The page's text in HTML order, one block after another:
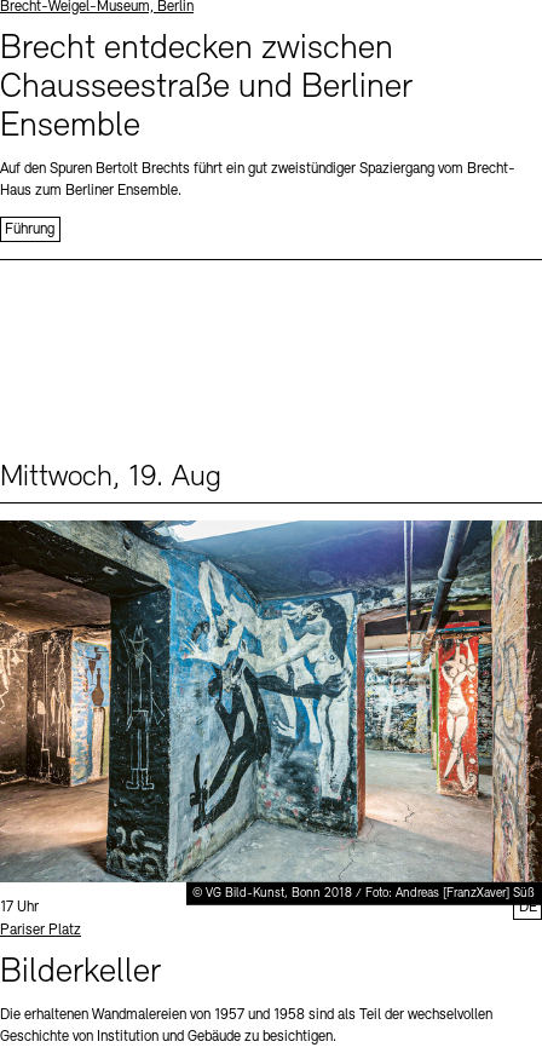
Standort
Brecht-Weigel-Museum, Berlin
Brecht entdecken zwischen
Chausseestraße und Berliner
Ensemble
Auf den Spuren Bertolt Brechts führt ein gut zweistündiger Spaziergang vom Brecht-
Haus zum Berliner Ensemble.
Führung
Mittwoch, 19. Aug
© VG Bild-Kunst, Bonn 2018 / Foto: Andreas [FranzXaver] Süß
Uhrzeit:
17 Uhr
Standort
Pariser Platz
Bilderkeller
Die erhaltenen Wandmalereien von 1957 und 1958 sind als Teil der wechselvollen
Geschichte von Institution und Gebäude zu besichtigen.
DE